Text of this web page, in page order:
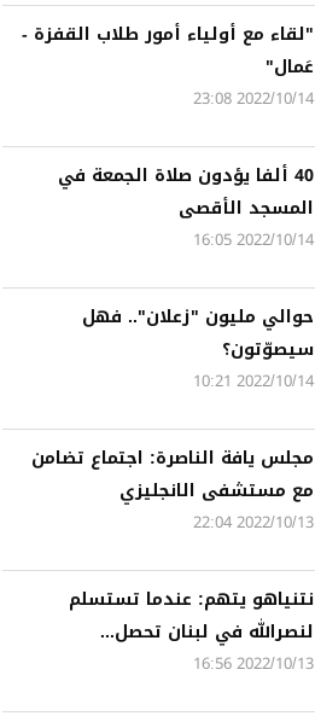
"لقاء مع أولياء أمور طلاب القفزة -
عَمال"
2022/10/14 23:08
40 ألفا يؤدون صلاة الجمعة في
المسجد الأقصى
2022/10/14 16:05
حوالي مليون "زعلان".. فهل
سيصوّتون؟
2022/10/14 10:21
مجلس يافة الناصرة: اجتماع تضامن
مع مستشفى الانجليزي
2022/10/13 22:04
نتنياهو يتهم: عندما تستسلم
لنصرالله في لبنان تحصل...
2022/10/13 16:56